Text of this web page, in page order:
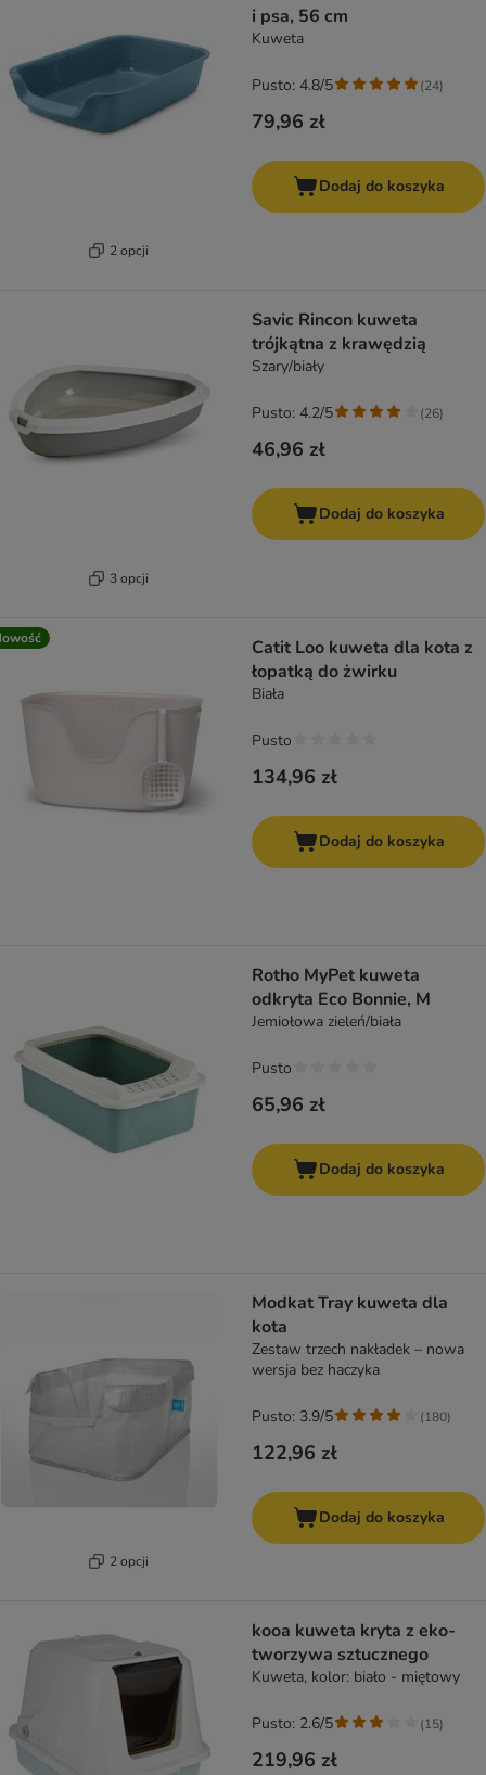
2 opcji
i psa, 56 cm
Kuweta
79,96 zł
Pusto: 4.8/5 (24)
Dodaj do koszyka
3 opcji
Savic Rincon kuweta
trójkątna z krawędzią
Szary/biały
46,96 zł
Pusto: 4.2/5 (26)
Dodaj do koszyka
Catit Loo kuweta dla kota z
łopatką do żwirku
Biała
134,96 zł
Pusto
Dodaj do koszyka
Rotho MyPet kuweta
odkryta Eco Bonnie, M
Jemiołowa zieleń/biała
65,96 zł
Pusto
Dodaj do koszyka
2 opcji
Modkat Tray kuweta dla
kota
Zestaw trzech nakładek – nowa
wersja bez haczyka
122,96 zł
Pusto: 3.9/5 (180)
Dodaj do koszyka
kooa kuweta kryta z eko-
tworzywa sztucznego
Kuweta, kolor: biało - miętowy
219,96 zł
Pusto: 2.6/5 (15)